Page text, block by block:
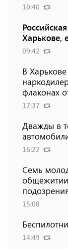
10:40
Харькове,
09:42
В
флаконах
17:37
Дважды в
16:22
Семь
15:08
14:49